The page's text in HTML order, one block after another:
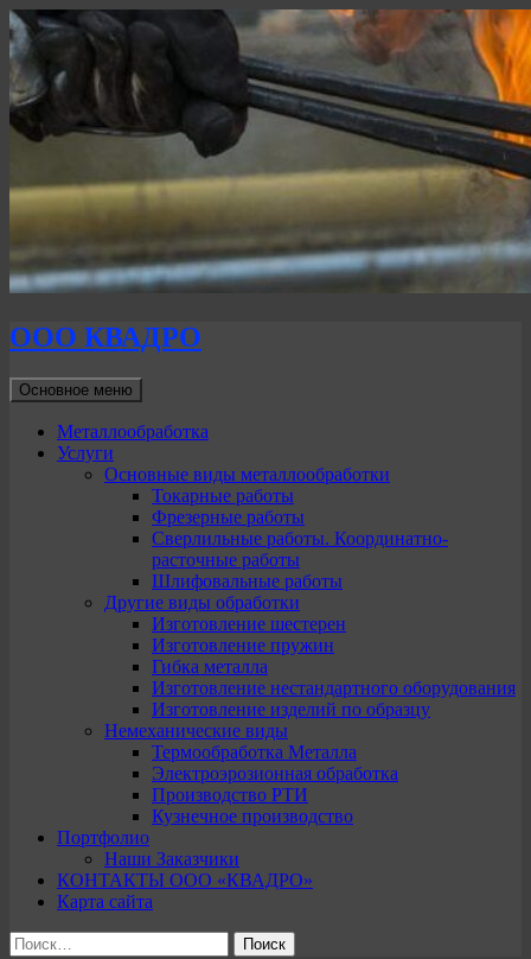
ООО КВАДРО
Поиск
Основное меню
к
содержимому
Металлообработка
Услуги
Основные виды металлообработки
Токарные работы
Фрезерные работы
Сверлильные работы. Координатно-
расточные работы
Шлифовальные работы
Другие виды обработки
Изготовление шестерен
Изготовление пружин
Гибка металла
Изготовление нестандартного оборудования
Изготовление изделий по образцу
Немеханические виды
Термообработка Металла
Электроэрозионная обработка
Производство РТИ
Кузнечное производство
Портфолио
Наши Заказчики
КОНТАКТЫ ООО «КВАДРО»
Карта сайта
Найти: